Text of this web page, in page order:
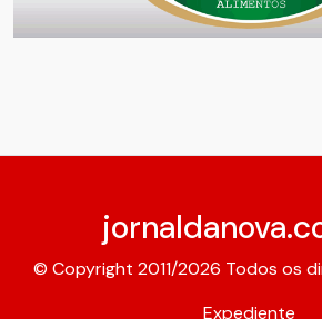
© Copyright 2011/2026 Todos os
Expediente